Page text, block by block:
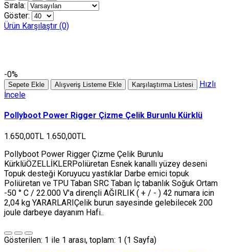
Sırala:
Göster:
Ürün Karşılaştır (0)
-0%
Sepete Ekle Alışveriş Listeme Ekle Karşılaştırma Listesi
Hızlı
İncele
Pollyboot Power Rigger Çizme Çelik Burunlu Kürklü
1.650,00TL 1.650,00TL
Pollyboot Power Rigger Çizme Çelik Burunlu
KürklüÖZELLİKLERPoliüretan Esnek kanallı yüzey deseni
Topuk desteği Koruyucu yastıklar Darbe emici topuk
Poliüretan ve TPU Taban SRC Taban İç tabanlık Soğuk Ortam
-50 ° C / 22.000 V'a dirençli AĞIRLIK ( + / - ) 42 numara icin
2,04 kg YARARLARIÇelik burun sayesinde gelebilecek 200
joule darbeye dayanım Hafi..
Gösterilen: 1 ile 1 arası, toplam: 1 (1 Sayfa)